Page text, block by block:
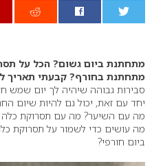
מתחתנת ביום גשום? הכל על
מתחתנת בחורף? קבעתי תאריך
סבירות גבוהה שיהיה לך יום שמש
יחד עם זאת, יכול גם להיות שיום
מה עם השיער? מה עם תסרוקת כלה
מה עושים כדי לשמור על תסרוקת
ביום חורפי?